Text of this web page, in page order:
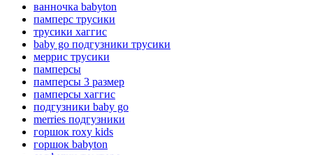
ванночка babyton
памперс трусики
трусики хаггис
baby go подгузники трусики
меррис трусики
памперсы
памперсы 3 размер
памперсы хаггис
подгузники baby go
merries подгузники
горшок roxy kids
горшок babyton